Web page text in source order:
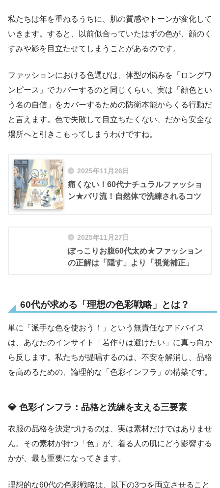
私たちは年を重ねるうちに、肌の質感やトーンが変化して
いきます。すると、以前似合っていたはずの色が、顔のく
すみや影を目立たせてしまうことがあるのです。
ファッションにおける色選びは、体型の悩みを「ロングワ
ンピース」でカバーするのと同じくらい、実は「顔色とい
う名の自信」をカバーするための防衛本能からくる行動だ
と言えます。色で失敗して目立ちたくない、だから安全な
場所へと引きこもってしまうわけですね。
2025年11月26日
痛くない！60代ナチュラルファッショ
ン★パリ流！自然体で洗練されるコツ
2025年11月27日
ぽっこりお腹60代太め★ファッション
の正解は「隠す」より「視覚補正」
60代が求める「理想の色彩戦略」とは？
単に「派手な色を使おう！」という無責任なアドバイス
は、あなたのインサイト「若作りは避けたい」に真っ向か
ら反します。私たちが提唱するのは、不安を解消し、品格
を高めるための、論理的な「色彩インフラ」の構築です。
💎 色彩インフラ：品格と洗練を支える三要素
衣服の品格を決定づけるのは、実は素材だけではありませ
ん。その素材が持つ「色」が、着る人の肌にどう影響する
かが、最も重要になってきます。
理想的な60代の色彩戦略は、以下の3つを両立させること